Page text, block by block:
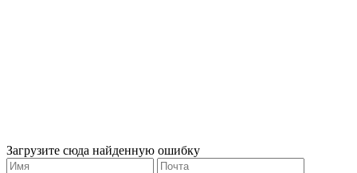
Загрузите сюда найденную ошибку